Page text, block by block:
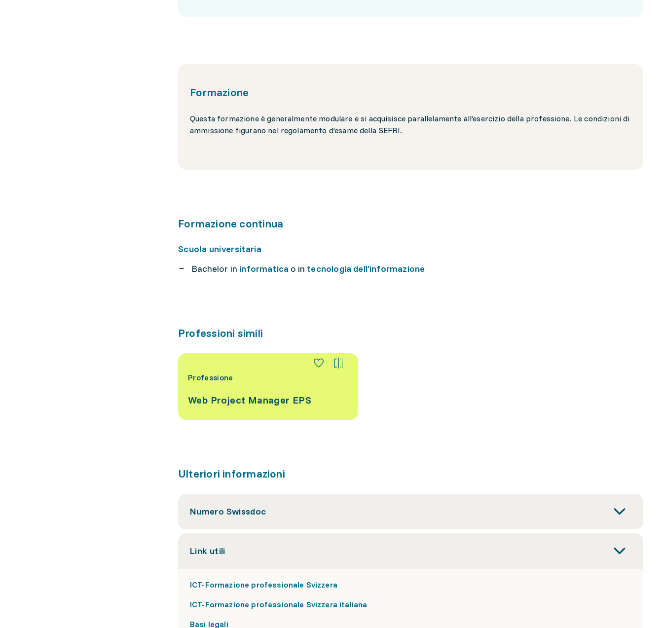
Formazione
Questa formazione è generalmente modulare e si acquisisce parallelamente all’esercizio della professione. Le condizioni di
ammissione figurano nel regolamento d’esame della SEFRI.
Formazione continua
Scuola universitaria
Bachelor in informatica o in tecnologia dell’informazione
Professioni simili
Professione
Web Project Manager EPS
Ulteriori informazioni
Numero Swissdoc
Link utili
ICT-Formazione professionale Svizzera
ICT-Formazione professionale Svizzera italiana
Basi legali